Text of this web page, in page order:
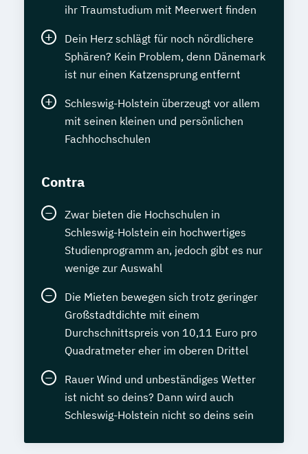
ihr Traumstudium mit Meerwert finden
Dein Herz schlägt für noch nördlichere
Sphären? Kein Problem, denn Dänemark
ist nur einen Katzensprung entfernt
Schleswig-Holstein überzeugt vor allem
mit seinen kleinen und persönlichen
Fachhochschulen
Contra
Zwar bieten die Hochschulen in
Schleswig-Holstein ein hochwertiges
Studienprogramm an, jedoch gibt es nur
wenige zur Auswahl
Die Mieten bewegen sich trotz geringer
Großstadtdichte mit einem
Durchschnittspreis von 10,11 Euro pro
Quadratmeter eher im oberen Drittel
Rauer Wind und unbeständiges Wetter
ist nicht so deins? Dann wird auch
Schleswig-Holstein nicht so deins sein